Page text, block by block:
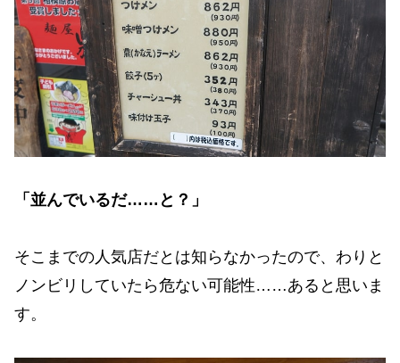
「並んでいるだ……と？」
そこまでの人気店だとは知らなかったので、わりと
ノンビリしていたら危ない可能性……あると思いま
す。